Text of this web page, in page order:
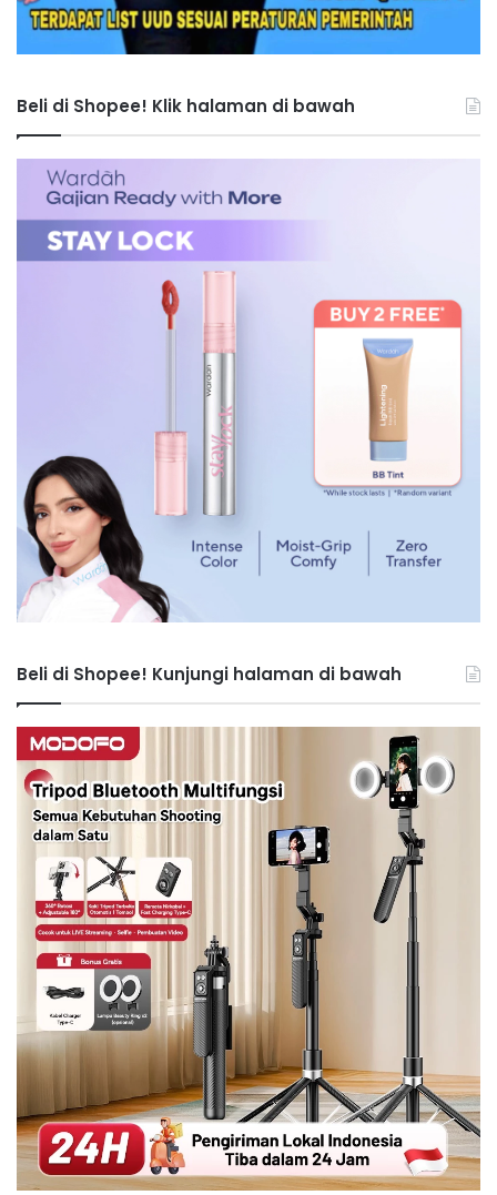
Beli di Shopee! Klik halaman di bawah
Beli di Shopee! Kunjungi halaman di bawah